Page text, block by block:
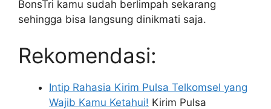
BonsTri kamu sudah berlimpah sekarang
sehingga bisa langsung dinikmati saja.
Rekomendasi:
Intip Rahasia Kirim Pulsa Telkomsel yang
Wajib Kamu Ketahui! Kirim Pulsa